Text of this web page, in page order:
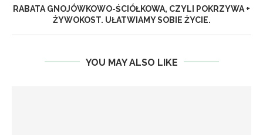
RABATA GNOJÓWKOWO-ŚCIÓŁKOWA, CZYLI POKRZYWA +
ŻYWOKOST. UŁATWIAMY SOBIE ŻYCIE.
YOU MAY ALSO LIKE